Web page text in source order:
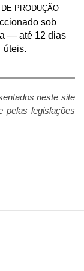
PRODUÇÃO
sob
— até 12 dias
úteis.
neste site
pelas legislações